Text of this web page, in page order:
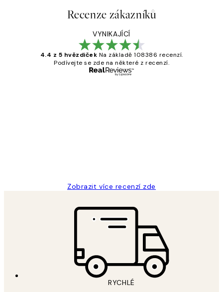
Recenze zákazníků
VYNIKAJÍCÍ
4.4 z 5 hvězdiček Na základě 108386 recenzí.
Podívejte se zde na některé z recenzí.
Zobrazit více recenzí zde
RYCHLÉ